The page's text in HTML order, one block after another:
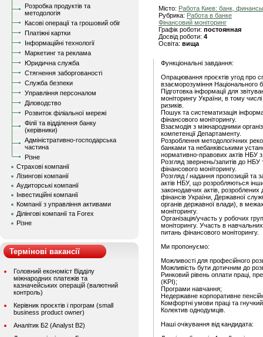
Розробка продуктів та
методологія
Касові операції та грошовий обіг
Платіжні картки
Інформаційні технології
Маркетинг та реклама
Юридична служба
Стягнення заборгованості
Служба безпеки
Управління персоналом
Діловодство
Розвиток філіальної мережі
Філії та відділення банку
(керівники)
Адміністративно-господарська
частина
Різне
Страхові компанії
Лізингові компанії
Аудиторські компанії
Інвестиційні компанії
Компанії з управління активами
Ділінгові компанії та Forex
Різне
Термінові вакансії
Головний економіст Відділу
міжнародних платежів та
казначейських операцій (валютний
контроль)
Керівник проєктів і програм (small
business product owner)
Аналітик Б2 (Analyst B2)
Місто: Работа Киев: банк, финансы
Рубрика: Работа в банке
Фінансовий моніторинг
Графік роботи: постоянная
Досвід роботи: 4
Освіта: вища
Функціональні завдання:
Опрацювання проєктів угод про
взаєморозуміння Національного
Підготовка інформації для
моніторингу України, в тому
ризиків.
Пошук та систематизація
фінансового моніторингу.
Взаємодія з міжнародними
компетенції Департаменту.
Розроблення методологічних
банками та небанківськими
нормативно-правових актів НБУ
Розгляд звернень/запитів до НБУ
фінансового моніторингу.
Розгляд / надання пропозицій та
актів НБУ, що розробляються
законодавчих актів,
фінансів України, Державної
органів державної влади), в
моніторингу.
Організація/участь у робочих
моніторингу. Участь в
питань фінансового моніторингу.
Ми пропонуємо:
Можливості для професійного
Можливість бути дотичним до
Ринковий рівень оплати праці,
(KPI);
Програми навчання;
Недержавне корпоративне
Комфортні умови праці та
Колектив однодумців.
Наші очікування від кандидата: